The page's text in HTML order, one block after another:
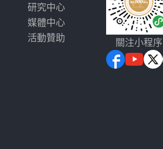
研究中心
媒體中心
活動贊助
關注小程序